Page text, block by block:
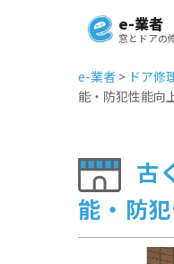
e-業者
窓とドアの
e-業者 > ドア修
能・防犯性能向
古
能・防